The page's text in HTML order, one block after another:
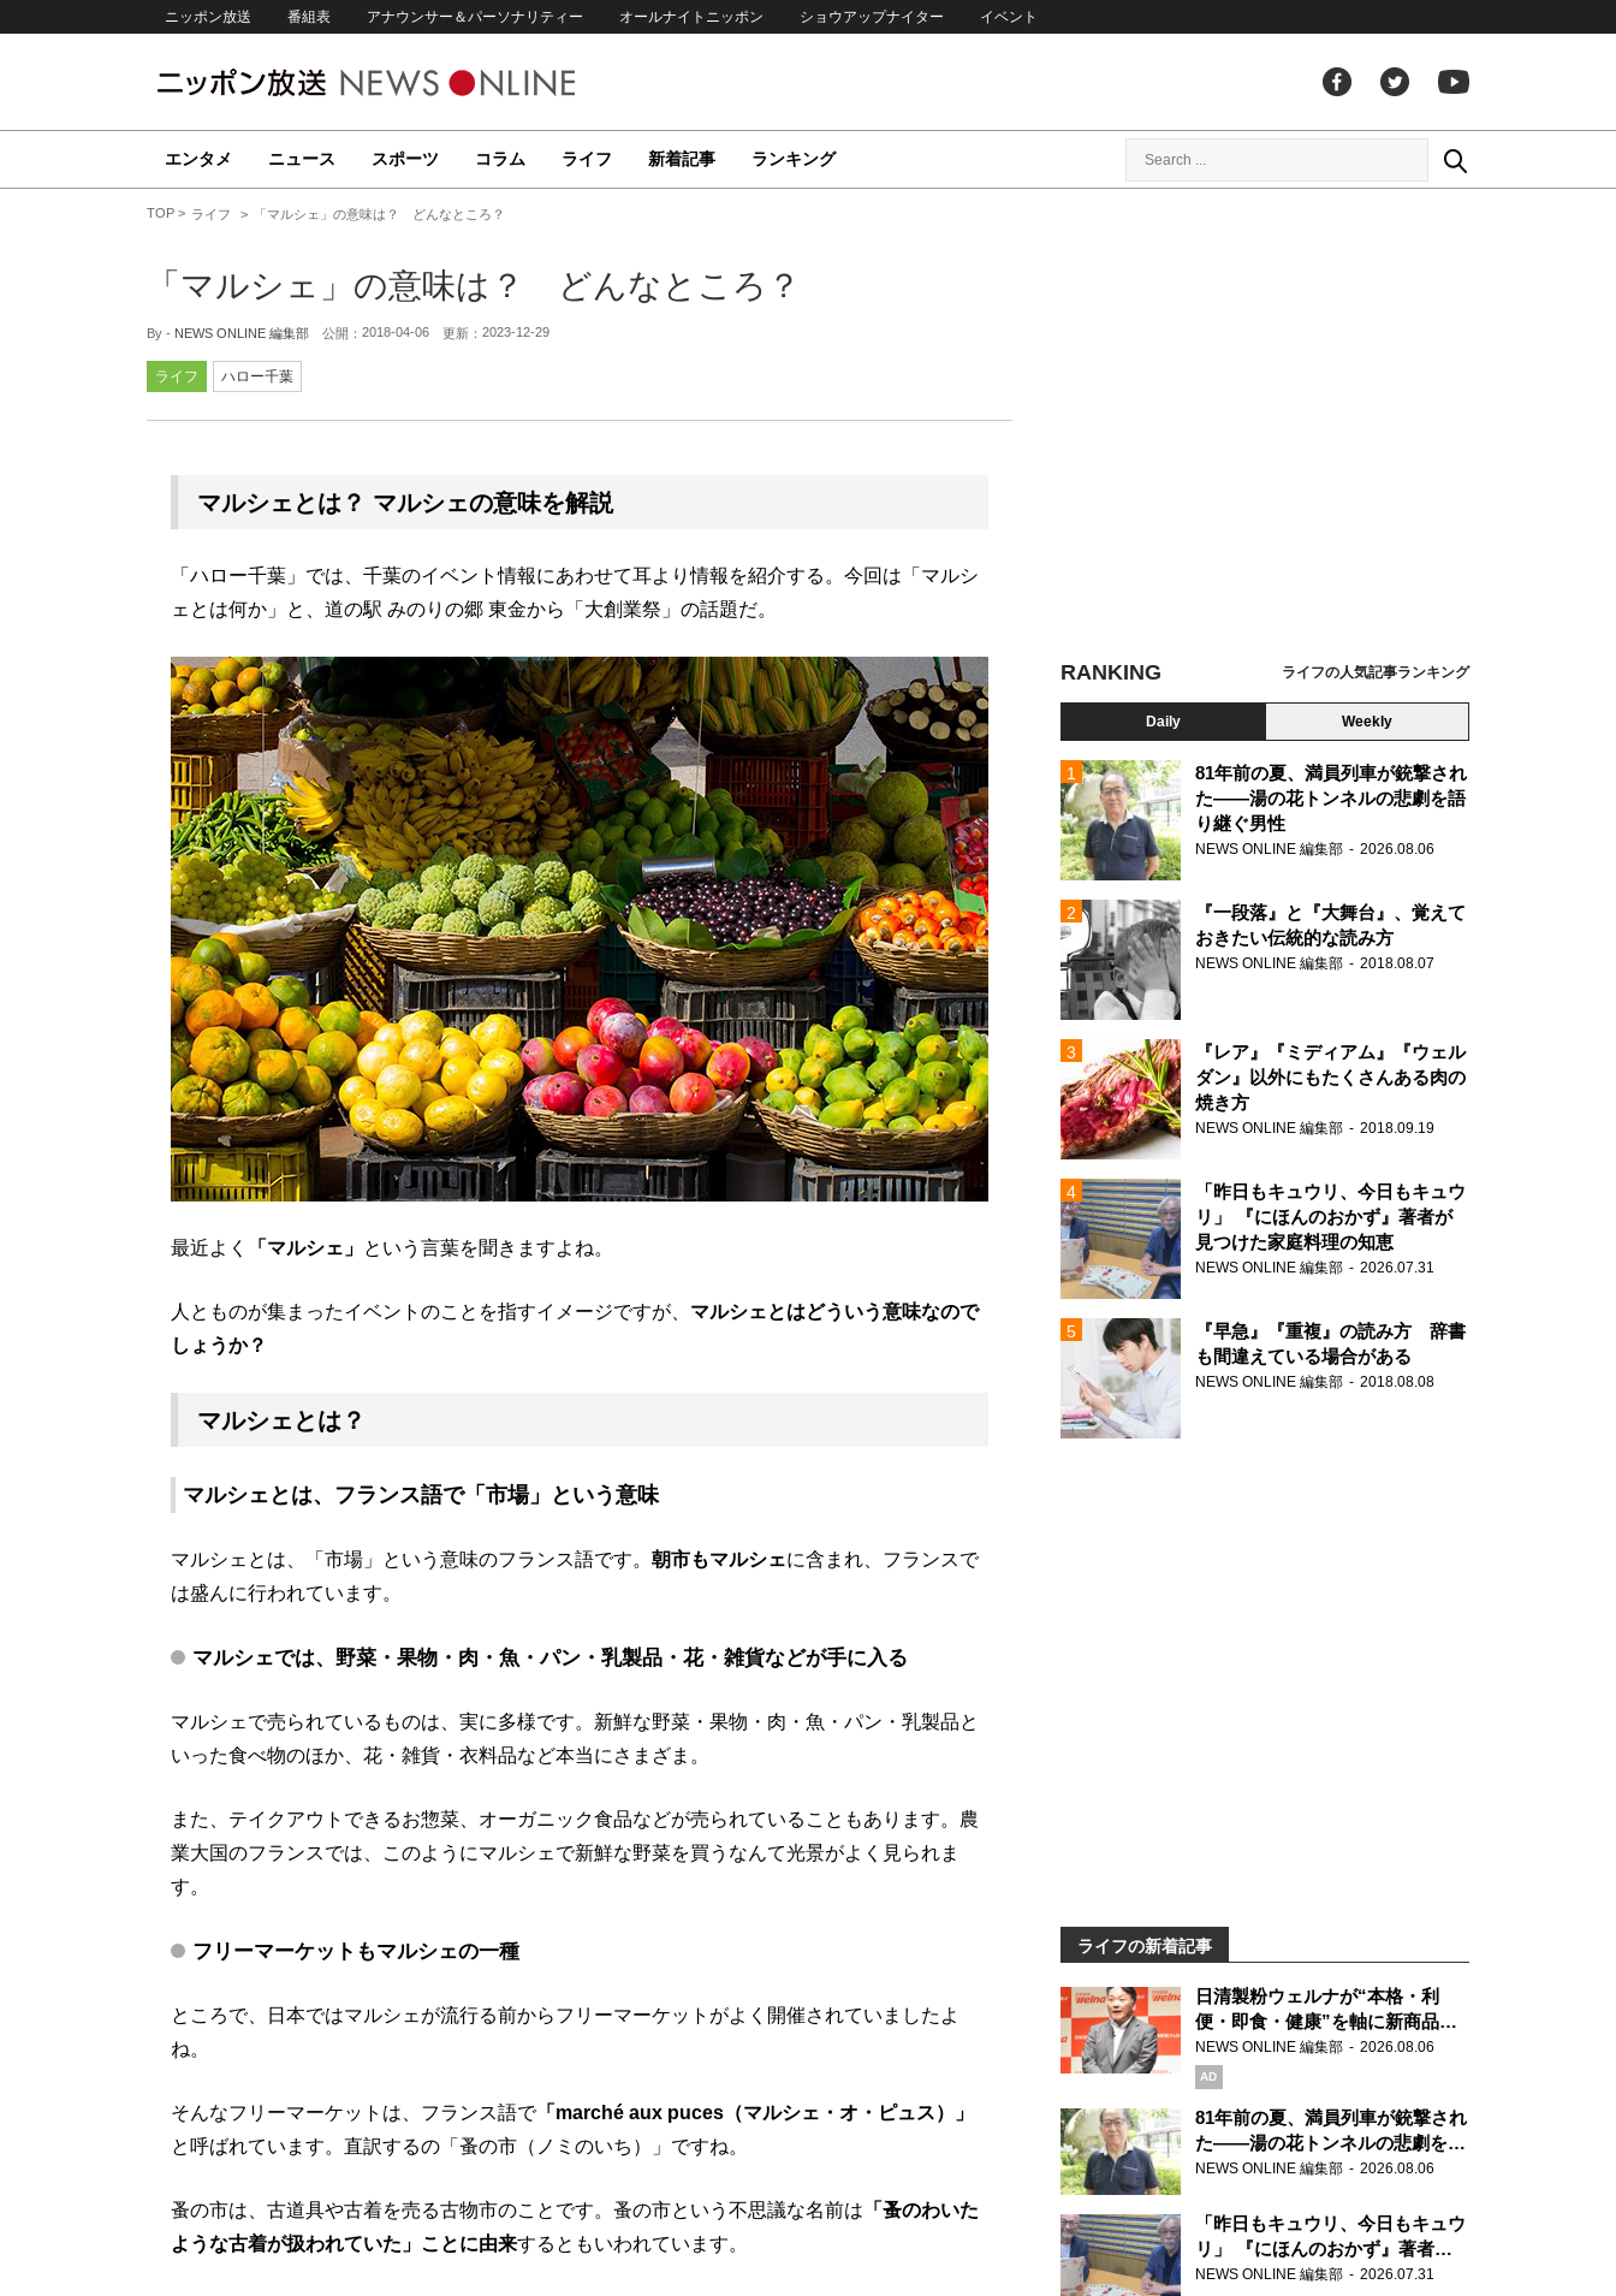
ニッポン放送 番組表 アナウンサー＆パーソナリティー オールナイトニッポン ショウアップナイター イベント
エンタメ ニュース スポーツ コラム ライフ 新着記事 ランキング
TOP ライフ 「マルシェ」の意味は？ どんなところ？
「マルシェ」の意味は？ どんなところ？
By - NEWS ONLINE 編集部 公開： 2018-04-06 更新： 2023-12-29
ライフ ハロー千葉
マルシェとは？ マルシェの意味を解説
「ハロー千葉」では、千葉のイベント情報にあわせて耳より情報を紹介する。今回は「マルシ
ェとは何か」と、道の駅 みのりの郷 東金から「大創業祭」の話題だ。
最近よく 「マルシェ」 という言葉を聞きますよね。
人とものが集まったイベントのことを指すイメージですが、 マルシェとはどういう意味なので
しょうか？
マルシェとは？
マルシェとは、フランス語で「市場」という意味
マルシェとは、「市場」という意味のフランス語です。 朝市もマルシェに含まれ、フランスで
は盛んに行われています。
マルシェでは、野菜・果物・肉・魚・パン・乳製品・花・雑貨などが手に入る
マルシェで売られているものは、実に多様です。新鮮な野菜・果物・肉・魚・パン・乳製品と
いった食べ物のほか、花・雑貨・衣料品など本当にさまざま。
また、テイクアウトできるお惣菜、オーガニック食品などが売られていることもあります。農
業大国のフランスでは、このようにマルシェで新鮮な野菜を買うなんて光景がよく見られま
す。
フリーマーケットもマルシェの一種
ところで、日本ではマルシェが流行る前からフリーマーケットがよく開催されていましたよ
ね。
そんなフリーマーケットは、フランス語で「marché aux puces（マルシェ・オ・ピュス）」
と呼ばれています。直訳するの「蚤の市（ノミのいち）」ですね。
蚤の市は、古道具や古着を売る古物市のことです。蚤の市という不思議な名前は 「蚤のわいた
ような古着が扱われていた」ことに由来するともいわれています。
RANKING ライフの人気記事ランキング
Daily Weekly
81年前の夏、満員列車が銃撃され
た――湯の花トンネルの悲劇を語
り継ぐ男性
NEWS ONLINE 編集部 2026.08.06
『一段落』と『大舞台』、覚えて
おきたい伝統的な読み方
NEWS ONLINE 編集部 2018.08.07
『レア』『ミディアム』『ウェル
ダン』以外にもたくさんある肉の
焼き方
NEWS ONLINE 編集部 2018.09.19
「昨日もキュウリ、今日もキュウ
リ」 『にほんのおかず』著者が
見つけた家庭料理の知恵
NEWS ONLINE 編集部 2026.07.31
『早急』『重複』の読み方 辞書
も間違えている場合がある
NEWS ONLINE 編集部 2018.08.08
ライフの新着記事
日清製粉ウェルナが“本格・利
便・即食・健康”を軸に新商品を
展開 「マ・マー」「青の洞窟」
ブランドを強化
NEWS ONLINE 編集部 2026.08.06
AD
81年前の夏、満員列車が銃撃され
た――湯の花トンネルの悲劇を語
り継ぐ男性
NEWS ONLINE 編集部 2026.08.06
「昨日もキュウリ、今日もキュウ
リ」 『にほんのおかず』著者が
見つけた家庭料理の知恵
NEWS ONLINE 編集部 2026.07.31